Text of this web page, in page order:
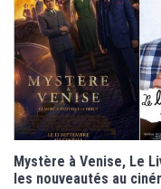
Mystère à Venise, Le
les nouveautés au